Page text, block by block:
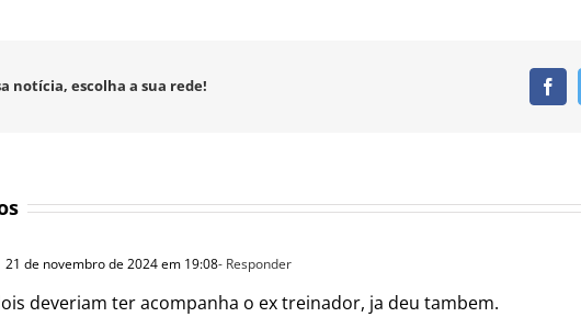
notícia, escolha a sua rede!
21 de novembro de 2024 em 19:08- Responder
deveriam ter acompanha o ex treinador, ja deu tambem.